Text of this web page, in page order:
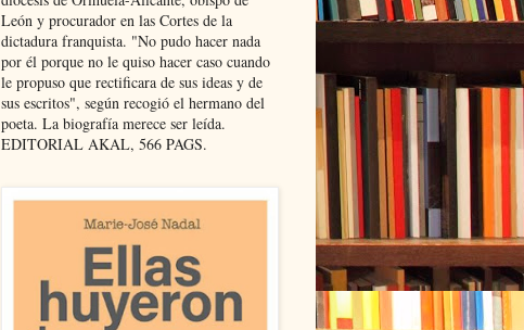
León y procurador en las Cortes de la
dictadura franquista. "No pudo hacer nada
por él porque no le quiso hacer caso cuando
le propuso que rectificara de sus ideas y de
sus escritos", según recogió el hermano del
poeta. La biografía merece ser leída.
EDITORIAL AKAL, 566 PAGS.